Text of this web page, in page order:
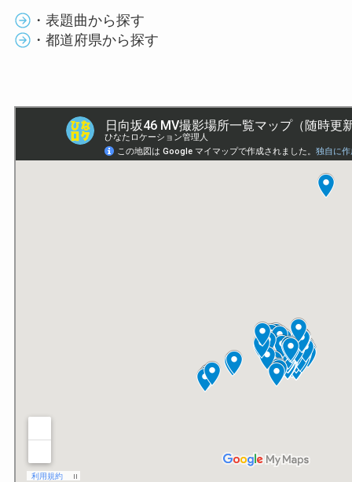
・表題曲から探す
・都道府県から探す